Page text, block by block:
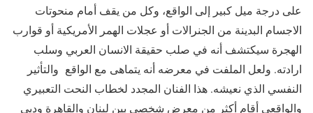
على درجة ميل كبير إلى الواقع، وكل من يقف أمام منحوتات
الاجسام البدينة من الجنرالات أو عجلات الهمر الأمريكية أو قوارب
الهجرة سيكتشف أنه في صلب حقيقة الانسان العربي وسلب
ارادته. ولعل الملفت في معرضه أنه يتماهى مع الواقع والتأثير
النفسي الذي نعيشه. هذا الفنان المجدد لخطاب النحت التعبيري
والواقعي أقام أكثر من معرض شخصي بين لبنان والقاهرة ودبي